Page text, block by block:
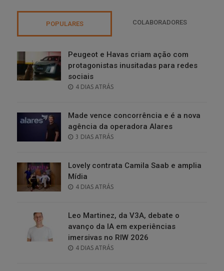
POPULARES COLABORADORES
Peugeot e Havas criam ação com
protagonistas inusitadas para redes
sociais
POSTED
4 DIAS ATRÁS
Made vence concorrência e é a nova
agência da operadora Alares
POSTED
3 DIAS ATRÁS
Lovely contrata Camila Saab e amplia
Mídia
POSTED
4 DIAS ATRÁS
Leo Martinez, da V3A, debate o
avanço da IA em experiências
imersivas no RIW 2026
POSTED
4 DIAS ATRÁS